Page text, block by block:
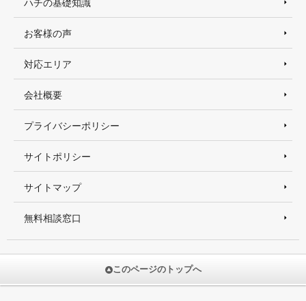
お客様の声
対応エリア
会社概要
プライバシーポリシー
サイトポリシー
サイトマップ
無料相談窓口
このページのトップへ